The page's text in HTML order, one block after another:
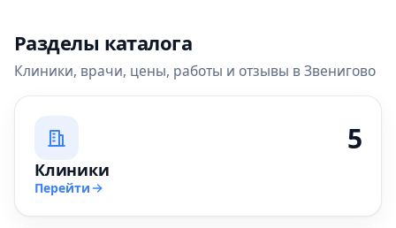
Разделы каталога
Клиники, врачи, цены, работы и отзывы в Звенигово
5
Клиники
Перейти